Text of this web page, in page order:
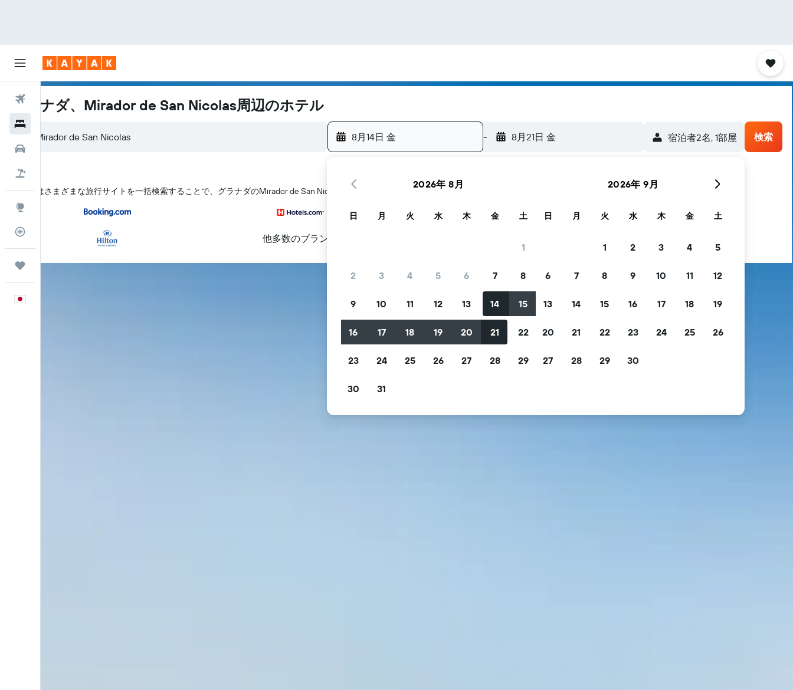
航空券
フライトトラッカー
Trips
グラナダ、Mirador de San Nicolas周辺のホテル
8月14日 金 - 8月21日 金 宿泊者2名, 1​部屋 検索
KAYAK はさまざまな旅行サイトを一括検索することで、グラナダ​のMirador de San Nicolas​周辺にあるホテル探しをお手伝いします
他多数のブランド
2026年 8月
日 月 火 水 木 金 土
1
2 3 4 5 6 7 8
9 10 11 12 13 14 15
16 17 18 19 20 21 22
23 24 25 26 27 28 29
30 31
2026年 9月
日 月 火 水 木 金 土
1 2 3 4 5
6 7 8 9 10 11 12
13 14 15 16 17 18 19
20 21 22 23 24 25 26
27 28 29 30